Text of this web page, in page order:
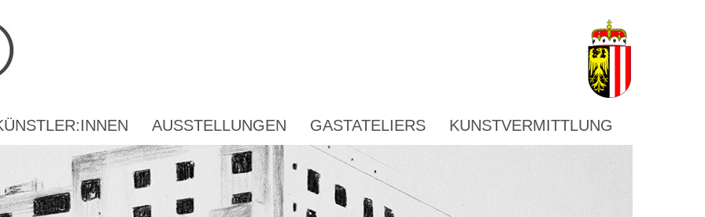
AUSSTELLUNGEN GASTATELIERS KUNSTVERMITTLUNG